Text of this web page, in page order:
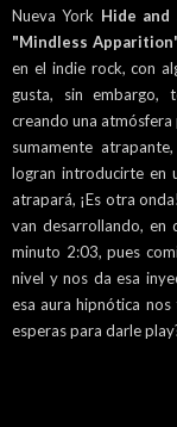
Nueva York Hide and
"Mindless
en el indie rock, con
gusta, sin embargo,
creando una
sumamente
logran introducirte en
atrapará, ¡Es otra
van desarrollando, en
minuto 2:03, pues
nivel y nos da esa
esa aura hipnótica
esperas para darle